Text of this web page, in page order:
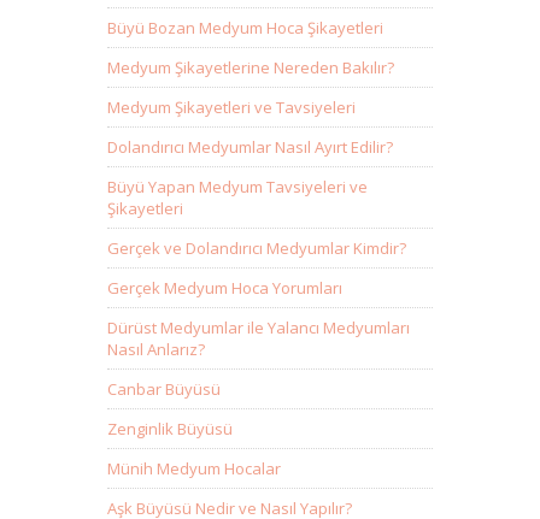
Büyü Bozan Medyum Hoca Şikayetleri
Medyum Şikayetlerine Nereden Bakılır?
Medyum Şikayetleri ve Tavsiyeleri
Dolandırıcı Medyumlar Nasıl Ayırt Edilir?
Büyü Yapan Medyum Tavsiyeleri ve
Şikayetleri
Gerçek ve Dolandırıcı Medyumlar Kimdir?
Gerçek Medyum Hoca Yorumları
Dürüst Medyumlar ile Yalancı Medyumları
Nasıl Anlarız?
Canbar Büyüsü
Zenginlik Büyüsü
Münih Medyum Hocalar
Aşk Büyüsü Nedir ve Nasıl Yapılır?